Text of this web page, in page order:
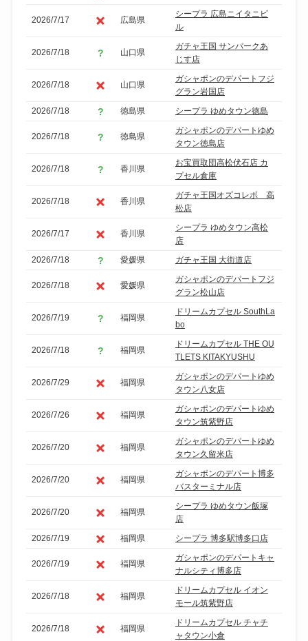
2026/7/17 広島県
シープラ 広島ニイタニビ
ル
2026/7/18 山口県
ガチャ王国 サンパークあ
じす店
2026/7/18 山口県
ガシャポンのデパートフジ
グラン岩国店
2026/7/18
徳島県 シープラ ゆめタウン徳島
2026/7/18 徳島県
ガシャポンのデパートゆめ
タウン徳島店
2026/7/18 香川県
お宝買取団高松伏石店 カ
プセル倉庫
2026/7/18 香川県
ガチャ王国オズコレボ 高
松店
2026/7/17 香川県
シープラ ゆめタウン高松
店
2026/7/18
愛媛県 ガチャ王国 大街道店
2026/7/18 愛媛県
ガシャポンのデパートフジ
グラン松山店
2026/7/19 福岡県
ドリームカプセル SouthLa
bo
2026/7/18 福岡県
ドリームカプセル THE OU
TLETS KITAKYUSHU
2026/7/29 福岡県
ガシャポンのデパートゆめ
タウン八女店
2026/7/26 福岡県
ガシャポンのデパートゆめ
タウン筑紫野店
2026/7/20 福岡県
ガシャポンのデパートゆめ
タウン久留米店
2026/7/20 福岡県
ガシャポンのデパート博多
バスターミナル店
2026/7/20 福岡県
シープラ ゆめタウン飯塚
店
2026/7/19
福岡県 シープラ 博多駅博多口店
2026/7/19 福岡県
ガシャポンのデパートキャ
ナルシティ博多店
2026/7/18 福岡県
ドリームカプセル イオン
モール筑紫野店
2026/7/18 福岡県
ドリームカプセル チャチ
ャタウン小倉